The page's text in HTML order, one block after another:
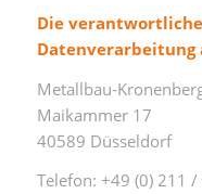
Die
Datenverarbeitung
Metallbau-
Maikammer 17
40589 Düsseldorf
Telefon: +49 (0) 211